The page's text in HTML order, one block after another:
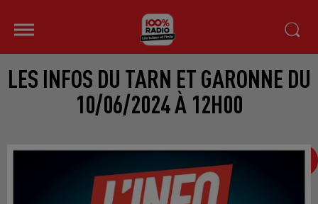
LES INFOS DU TARN ET GARONNE DU
10/06/2024 À 12H00